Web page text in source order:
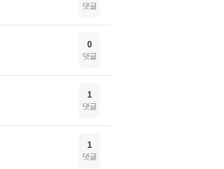
댓글
0
댓글
1
댓글
1
댓글